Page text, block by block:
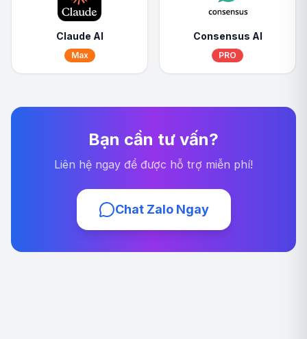
Claude AI
Max
Consensus AI
PRO
Bạn cần tư vấn?
Liên hệ ngay để được hỗ trợ miễn phí!
Chat Zalo Ngay